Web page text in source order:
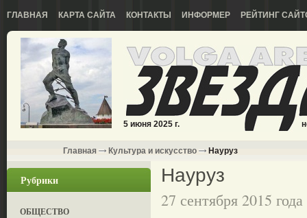
ГЛАВНАЯ КАРТА САЙТА КОНТАКТЫ ИНФОРМЕР РЕЙТИНГ
5 июня 2025 г.
Главная Культура и искусство Науруз
Рубрики
ОБЩЕСТВО
Науруз
27 сентября 2015 года